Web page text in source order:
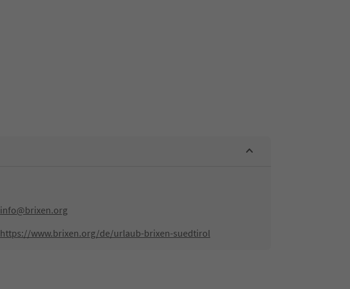
info@brixen.org
https://www.brixen.org/de/urlaub-brixen-suedtirol